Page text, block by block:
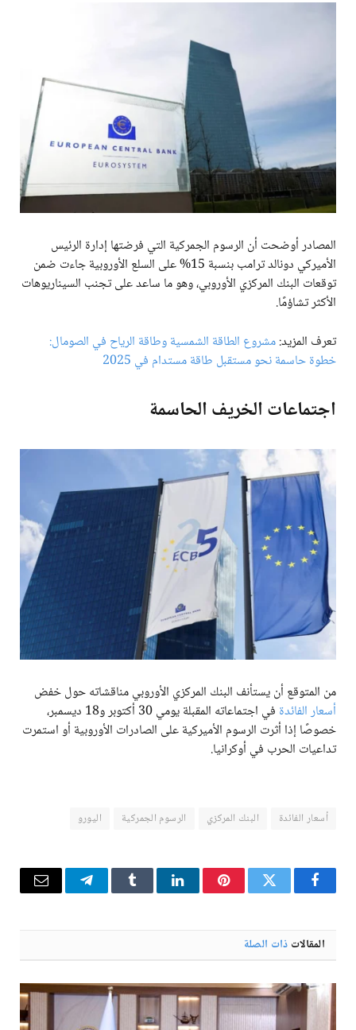
المصادر أوضحت أن الرسوم الجمركية التي فرضتها إدارة الرئيس
الأميركي دونالد ترامب بنسبة 15% على السلع الأوروبية جاءت ضمن
توقعات البنك المركزي الأوروبي، وهو ما ساعد على تجنب السيناريوهات
الأكثر تشاؤمًا.
تعرف المزيد:مشروع الطاقة الشمسية وطاقة الرياح في الصومال:
خطوة حاسمة نحو مستقبل طاقة مستدام في 2025
اجتماعات الخريف الحاسمة
من المتوقع أن يستأنف البنك المركزي الأوروبي مناقشاته حول خفض
أسعار الفائدة
في اجتماعاته المقبلة يومي 30 أكتوبر و18 ديسمبر،
خصوصًا إذا أثرت الرسوم الأميركية على الصادرات الأوروبية أو استمرت
تداعيات الحرب في أوكرانيا.
أسعار الفائدة البنك المركزي الرسوم الجمركية اليورو
فيسبوكتويتر بينتيريستلينكدإن Tumblr تيلقرام البريد
المقالات ذات الصلة